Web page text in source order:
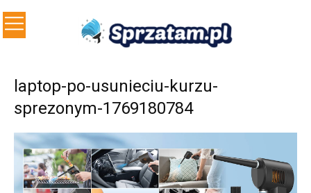
laptop-po-usunieciu-kurzu-
sprezonym-1769180784